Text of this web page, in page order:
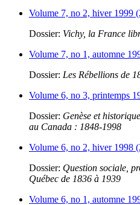
Volume 7, no 2, hiver 1999
Dossier: Vichy, la France
Volume 7, no 1, automne
Dossier: Les Rébellions de
Volume 6, no 3, printemps
Dossier: Genèse et
au Canada : 1848-1998
Volume 6, no 2, hiver 1998
Dossier: Question sociale,
Québec de 1836 à 1939
Volume 6, no 1, automne